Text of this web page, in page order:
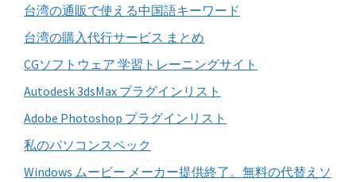
索
す
る
台湾の通販で使える中国語キーワード
台湾の購入代行サービス まとめ
CGソフトウェア 学習トレーニングサイト
Autodesk 3dsMax プラグインリスト
Adobe Photoshop プラグインリスト
私のパソコンスペック
Windows ムービー メーカー提供終了。無料の代替えソ